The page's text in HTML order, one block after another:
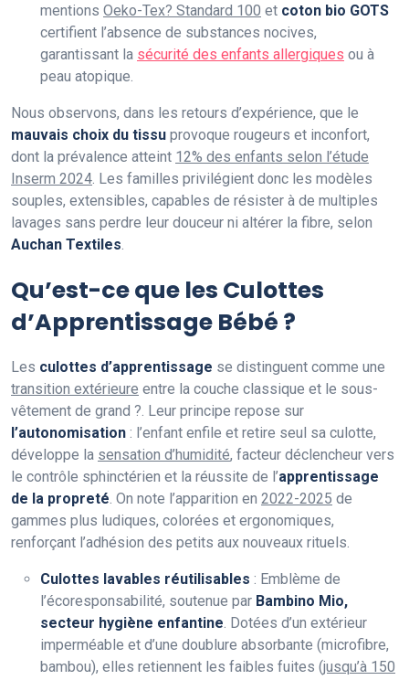
mentions Oeko-Tex? Standard 100 et coton bio GOTS
certifient l’absence de substances nocives,
garantissant la sécurité des enfants allergiques ou à
peau atopique.
Nous observons, dans les retours d’expérience, que le
mauvais choix du tissu provoque rougeurs et inconfort,
dont la prévalence atteint 12% des enfants selon l’étude
Inserm 2024 . Les familles privilégient donc les modèles
souples, extensibles, capables de résister à de multiples
lavages sans perdre leur douceur ni altérer la fibre, selon
Auchan Textiles
Qu’est-ce que les Culottes
d’Apprentissage Bébé ?
Les culottes d’apprentissage se distinguent comme une
transition extérieure entre la couche classique et le sous-
vêtement de grand ?. Leur principe repose sur
l’autonomisation : l’enfant enfile et retire seul sa culotte,
développe la sensation d’humidité, facteur déclencheur vers
le contrôle sphinctérien et la réussite de l’apprentissage
de la propreté . On note l’apparition en 2022-2025 de
gammes plus ludiques, colorées et ergonomiques,
renforçant l’adhésion des petits aux nouveaux rituels.
Culottes lavables réutilisables : Emblème de
l’écoresponsabilité, soutenue par Bambino Mio,
secteur hygiène enfantine . Dotées d’un extérieur
imperméable et d’une doublure absorbante (microfibre,
bambou), elles retiennent les faibles fuites (jusqu’à 150